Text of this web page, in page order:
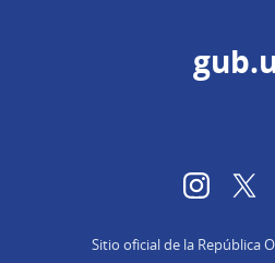
Sitio oficial de la República